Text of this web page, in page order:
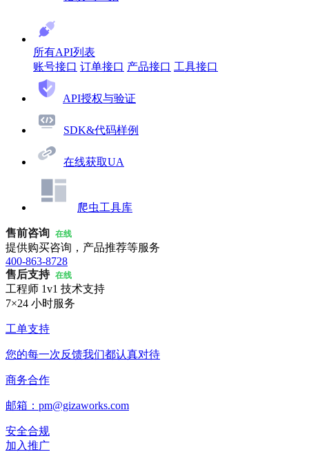
所有API列表
账号接口 订单接口 产品接口 工具接口
API授权与验证
SDK&代码样例
在线获取UA
爬虫工具库
售前咨询 在线
提供购买咨询，产品推荐等服务
400-863-8728
售后支持 在线
工程师 1v1 技术支持
7×24 小时服务
工单支持
您的每一次反馈我们都认真对待
商务合作
邮箱：pm@gizaworks.com
安全合规
加入推广